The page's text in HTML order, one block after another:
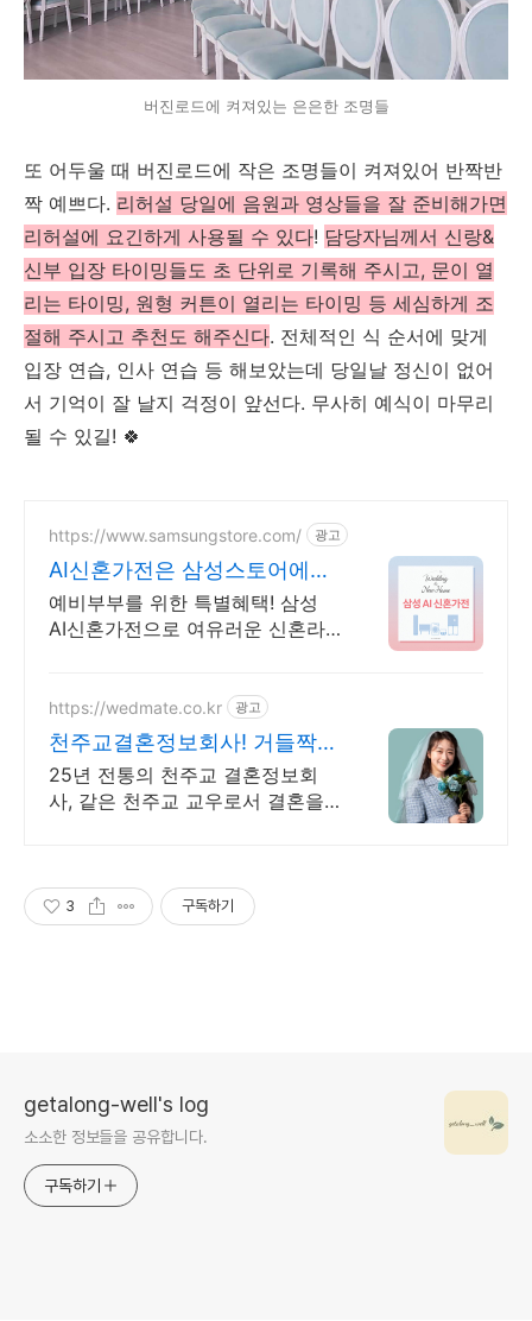
버진로드에 켜져있는 은은한 조명들
또 어두울 때 버진로드에 작은 조명들이 켜져있어 반짝반
짝 예쁘다. 리허설 당일에 음원과 영상들을 잘 준비해가면
리허설에 요긴하게 사용될 수 있다! 담당자님께서 신랑&
신부 입장 타이밍들도 초 단위로 기록해 주시고, 문이 열
리는 타이밍, 원형 커튼이 열리는 타이밍 등 세심하게 조
절해 주시고 추천도 해주신다. 전체적인 식 순서에 맞게
입장 연습, 인사 연습 등 해보았는데 당일날 정신이 없어
서 기억이 잘 날지 걱정이 앞선다. 무사히 예식이 마무리
될 수 있길! 🍀
https://www.samsungstore.com/ 광고
AI신혼가전은 삼성스토어에서
AI 가전부터 갤럭시까지
예비부부를 위한 특별혜택! 삼성
AI신혼가전으로 여유러운 신혼라
https://wedmate.co.kr 광고
천주교결혼정보회사! 거들짝
이상형 프로필 무료 받아보기
25년 전통의 천주교 결혼정보회
사, 같은 천주교 교우로서 결혼을
3 구독하기
getalong-well's log
소소한 정보들을 공유합니다.
구독하기